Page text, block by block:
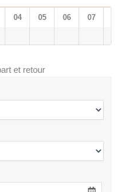
04 05 06 07
et retour